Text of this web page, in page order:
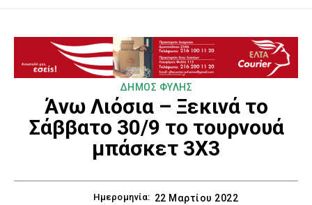
ΔΗΜΟΣ ΦΥΛΗΣ
Άνω Λιόσια – Ξεκινά το
Σάββατο 30/9 το τουρνουά
μπάσκετ 3Χ3
Ημερομηνία: 22 Μαρτίου 2022